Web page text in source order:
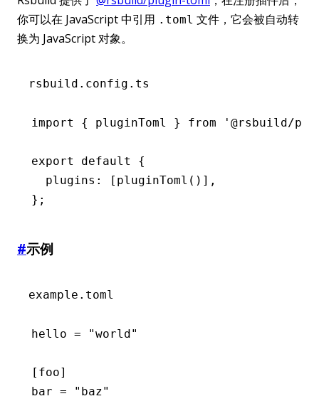
你可以在 JavaScript 中引用 .toml 文件，它会被自动转
换为 JavaScript 对象。
rsbuild.config.ts
import { pluginToml } from '@rsbuild/
export default
{
  plugins
: [ pluginToml ()] ,
};
#示例
example.toml
hello = "world"
[foo]
bar = "baz"